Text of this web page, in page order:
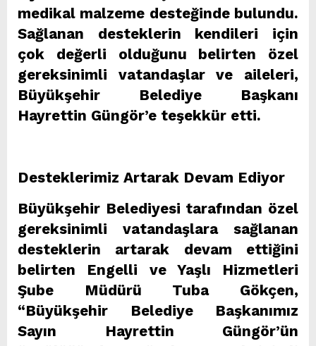
medikal malzeme desteğinde bulundu.
Sağlanan desteklerin kendileri için
çok değerli olduğunu belirten özel
gereksinimli vatandaşlar ve aileleri,
Büyükşehir Belediye Başkanı
Hayrettin Güngör’e teşekkür etti.
Desteklerimiz Artarak Devam Ediyor
Büyükşehir Belediyesi tarafından özel
gereksinimli vatandaşlara sağlanan
desteklerin artarak devam ettiğini
belirten Engelli ve Yaşlı Hizmetleri
Şube Müdürü Tuba Gökçen,
“Büyükşehir Belediye Başkanımız
Sayın Hayrettin Güngör’ün